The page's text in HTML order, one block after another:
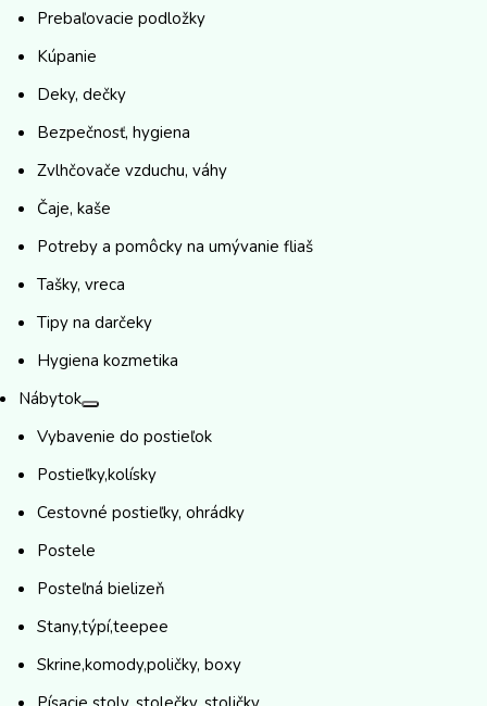
Prebaľovacie podložky
Kúpanie
Deky, dečky
Bezpečnosť, hygiena
Zvlhčovače vzduchu, váhy
Čaje, kaše
Potreby a pomôcky na umývanie fliaš
Tašky, vreca
Tipy na darčeky
Hygiena kozmetika
Nábytok
Vybavenie do postieľok
Postieľky,kolísky
Cestovné postieľky, ohrádky
Postele
Posteľná bielizeň
Stany,týpí,teepee
Skrine,komody,poličky, boxy